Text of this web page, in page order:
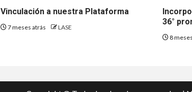
Vinculación a nuestra Plataforma
7 meses atrás LASE
36°
8